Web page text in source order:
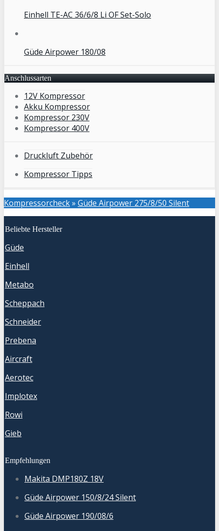
Einhell TE-AC 36/6/8 Li OF Set-Solo
Güde Airpower 180/08
Anschlussarten
12V Kompressor
Akku Kompressor
Kompressor 230V
Kompressor 400V
Druckluft Zubehör
Kompressor Tipps
Kompressorcheck» Güde Airpower 275/8/50 Silent
Beliebte Hersteller
Güde
Einhell
Metabo
Scheppach
Schneider
Prebena
Aircraft
Aerotec
Implotex
Rowi
Gieb
Empfehlungen
Makita DMP180Z 18V
Güde Airpower 150/8/24 Silent
Güde Airpower 190/08/6